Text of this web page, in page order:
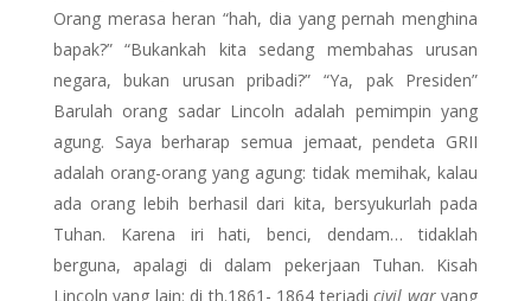
Orang merasa heran “hah, dia yang pernah menghina
bapak?” “Bukankah kita sedang membahas urusan
negara, bukan urusan pribadi?” “Ya, pak Presiden”
Barulah orang sadar Lincoln adalah pemimpin yang
agung. Saya berharap semua jemaat, pendeta GRII
adalah orang-orang yang agung: tidak memihak, kalau
ada orang lebih berhasil dari kita, bersyukurlah pada
Tuhan. Karena iri hati, benci, dendam… tidaklah
berguna, apalagi di dalam pekerjaan Tuhan. Kisah
Lincoln yang lain: di th.1861- 1864 terjadicivil waryang